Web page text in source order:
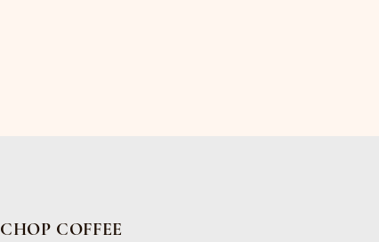
CHOP COFFEE